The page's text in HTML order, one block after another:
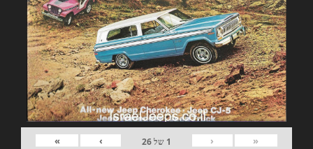
«
‹
1 של26
›
»